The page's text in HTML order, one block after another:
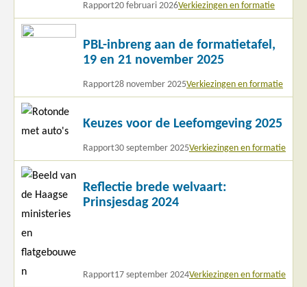
Rapport20 februari 2026Verkiezingen en formatie
PBL-inbreng aan de formatietafel,
19 en 21 november 2025
Rapport28 november 2025Verkiezingen en formatie
Lees
Keuzes voor de Leefomgeving 2025
Rapport30 september 2025Verkiezingen en formatie
Lees
meer
Reflectie brede welvaart:
Prinsjesdag 2024
Rapport17 september 2024Verkiezingen en formatie
Lees
meer